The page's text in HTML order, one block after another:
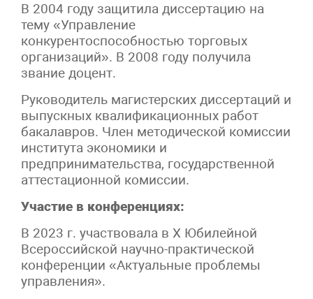
В 2004 году защитила диссертацию на
тему «Управление
конкурентоспособностью торговых
организаций». В 2008 году получила
звание доцент.
Руководитель магистерских диссертаций и
выпускных квалификационных работ
бакалавров. Член методической комиссии
института экономики и
предпринимательства, государственной
аттестационной комиссии.
Участие в конференциях:
В 2023 г. участвовала в X Юбилейной
Всероссийской научно-практической
конференции «Актуальные проблемы
управления».